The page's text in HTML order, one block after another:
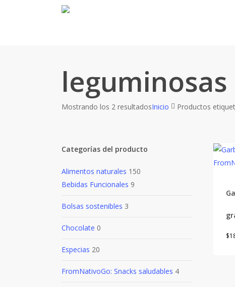
leguminosas
Mostrando los 2 resultadosInicio Productos
Categorías del producto
Alimentos naturales 150
Bebidas Funcionales 9
Bolsas sostenibles 3
Chocolate 0
Especias 20
FromNativoGo: Snacks saludables 4
$